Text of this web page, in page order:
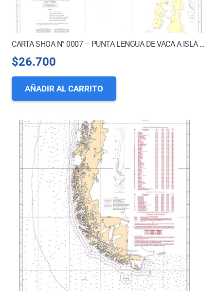
CARTA SHOA N° 0007 – PUNTA LENGUA DE VACA A ISLA GUAFO *
$26.700
AÑADIR AL CARRITO